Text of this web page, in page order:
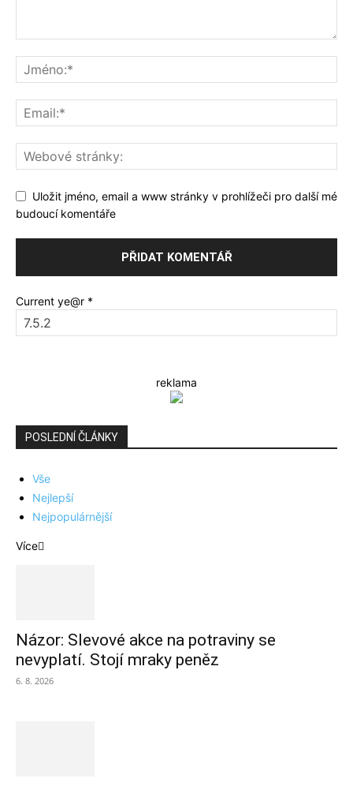
Uložit jméno, email a www stránky v prohlížeči pro další mé
budoucí komentáře
Current ye@r *
reklama
POSLEDNÍ ČLÁNKY
Vše
Nejlepší
Nejpopulárnější
Více
Názor: Slevové akce na potraviny se
nevyplatí. Stojí mraky peněz
6. 8. 2026